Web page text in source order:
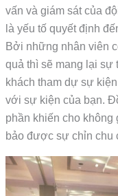
vấn và giám sát của
là yếu tố quyết định
Bởi những nhân viên
quả thì sẽ mang lại sự
khách tham dự sự
với sự kiện của bạn.
phần khiến cho
bảo được sự chỉn chu